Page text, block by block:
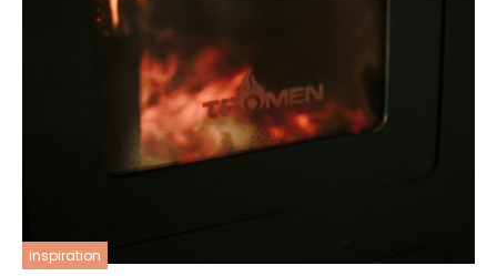
inspiration